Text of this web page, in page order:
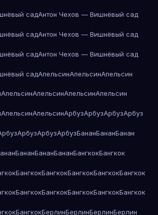
садАнтон Чехов — Вишнёвый сад
садАнтон Чехов — Вишнёвый сад
садАнтон Чехов — Вишнёвый сад
садАпельсинАпельсинАпельсин
АпельсинАпельсинАпельсинАпельсин
АпельсинАпельсинАрбузАрбузАрбузАрбуз
АрбузАрбузАрбузБананБананБанан
БананБананБананБангкокБангкок
БангкокБангкокБангкокБангкокБангкок
БангкокБангкокБангкокБангкокБангкок
БангкокБерлинБерлинБерлинБерлин